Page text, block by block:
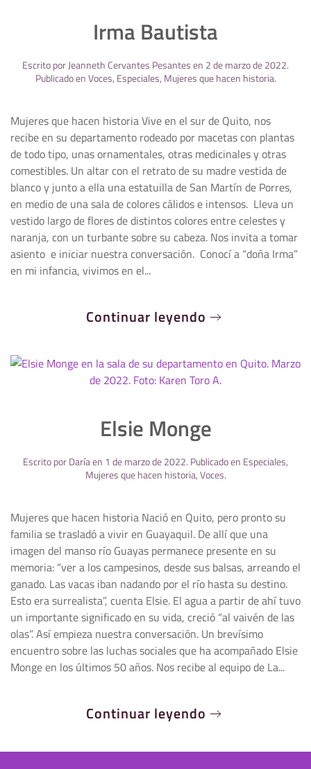
Irma Bautista
Escrito porJeanneth Cervantes Pesantesen 2 de marzo de 2022.
Publicado enVoces, Especiales, Mujeres que hacen historia.
Mujeres que hacen historia Vive en el sur de Quito, nos
recibe en su departamento rodeado por macetas con plantas
de todo tipo, unas ornamentales, otras medicinales y otras
comestibles. Un altar con el retrato de su madre vestida de
blanco y junto a ella una estatuilla de San Martín de Porres,
en medio de una sala de colores cálidos e intensos. Lleva un
vestido largo de flores de distintos colores entre celestes y
naranja, con un turbante sobre su cabeza. Nos invita a tomar
asiento e iniciar nuestra conversación. Conocí a “doña Irma”
en mi infancia, vivimos en el...
Continuar leyendo
Elsie Monge
Escrito porDaríaen 1 de marzo de 2022. Publicado en Especiales,
Mujeres que hacen historia,Voces.
Mujeres que hacen historia Nació en Quito, pero pronto su
familia se trasladó a vivir en Guayaquil. De allí que una
imagen del manso río Guayas permanece presente en su
memoria: “ver a los campesinos, desde sus balsas, arreando el
ganado. Las vacas iban nadando por el río hasta su destino.
Esto era surrealista”, cuenta Elsie. El agua a partir de ahí tuvo
un importante significado en su vida, creció “al vaivén de las
olas”. Así empieza nuestra conversación. Un brevísimo
encuentro sobre las luchas sociales que ha acompañado Elsie
Monge en los últimos 50 años. Nos recibe al equipo de La...
Continuar leyendo